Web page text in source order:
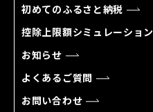
初めてのふるさと納税
控除上限額シミュレーション
お知らせ
よくあるご質問
お問い合わせ